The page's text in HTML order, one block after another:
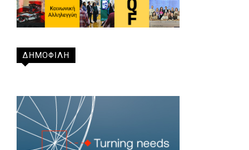
ΔΗΜΟΦΙΛΗ